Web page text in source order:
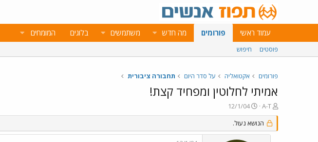
עמוד ראשי פורומים מה חדש משתמשים בלוגים המומחים
פוסטים חיפוש
פורומים אקטואליה על סדר היום תחבורה ציבורית
אמיתי לחלוטין ומפחיד קצת!
פ
ו
ת
ח
A-T
פ
ו
ר
ס
12/1/04
הנושא נעול.